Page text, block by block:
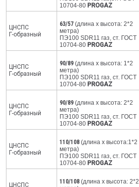
10704-80 PROGAZ
ЦНСПС
Г-образный
63/57(длина х высота: 2*2
метра)
ПЭ100 SDR11 газ, ст. ГОСТ
10704-80 PROGAZ
ЦНСПС
Г-образный
90/89(длина х высота: 1*2
метра)
ПЭ100 SDR11 газ, ст. ГОСТ
10704-80 PROGAZ
ЦНСПС
Г-образный
90/89(длина х высота: 2*2
метра)
ПЭ100 SDR11 газ, ст. ГОСТ
10704-80 PROGAZ
ЦНСПС
Г-образный
110/108(длина х высота:1*2
метра)
ПЭ100 SDR11 газ, ст. ГОСТ
10704-80 PROGAZ
ЦНСПС
110/108(длина х высота: 2*2